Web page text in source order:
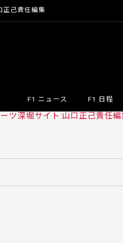
正己責任編集
F1 ニュース F1 日程
ツ深堀サイト:山口正己責任編